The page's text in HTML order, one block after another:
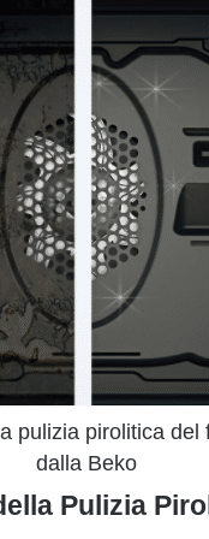
pulizia pirolitica del
dalla Beko
Pulizia